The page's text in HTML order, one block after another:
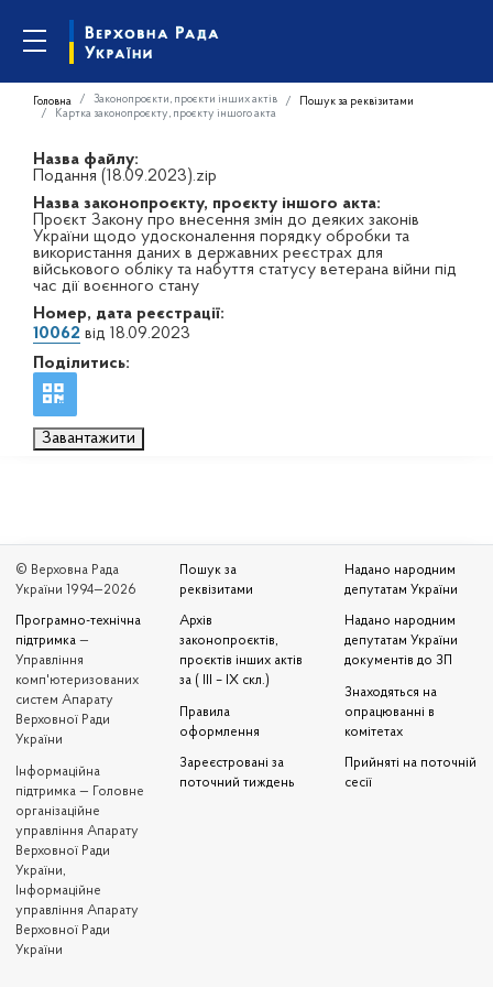
Головна Законопроєкти, проєкти інших актів
Пошук за реквізитами
Картка законопроєкту, проєкту іншого акта
Назва файлу:
Подання (18.09.2023).zip
Назва законопроєкту, проєкту іншого акта:
Проєкт Закону про внесення змін до деяких законів
України щодо удосконалення порядку обробки та
використання даних в державних реєстрах для
військового обліку та набуття статусу ветерана війни під
час дії воєнного стану
Номер, дата реєстрації:
10062 від 18.09.2023
Поділитись:
Завантажити
© Верховна Рада
України 1994—2026
Програмно-технічна
підтримка —
Управління
комп'ютеризованих
систем Апарату
Верховної Ради
України
Iнформаційна
підтримка — Головне
організаційне
управління Апарату
Верховної Ради
України,
Інформаційне
управління Апарату
Верховної Ради
України
Пошук за
реквізитами
Архів
законопроєктів,
проєктів інших актів
за ( III – IX скл.)
Правила
оформлення
Зареєстровані за
поточний тиждень
Надано народним
депутатам України
Надано народним
депутатам України
документів до ЗП
Знаходяться на
опрацюванні в
комітетах
Прийняті на поточній
сесії